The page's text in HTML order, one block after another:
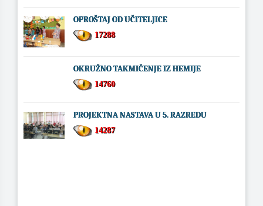
OPROŠTAJ OD UČITELJICE
17288
OKRUŽNO TAKMIČENJE IZ HEMIJE
14760
PROJEKTNA NASTAVA U 5. RAZREDU
14287